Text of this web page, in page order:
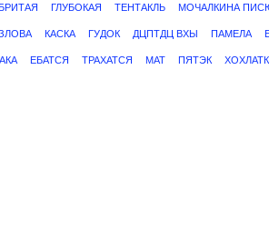
ГЛУБОКАЯ ТЕНТАКЛЬ МОЧАЛКИНА
КАСКА ГУДОК ДЦПТДЦ ВХЫ ПАМЕЛА
ЕБАТСЯ ТРАХАТСЯ МАТ ПЯТЭК